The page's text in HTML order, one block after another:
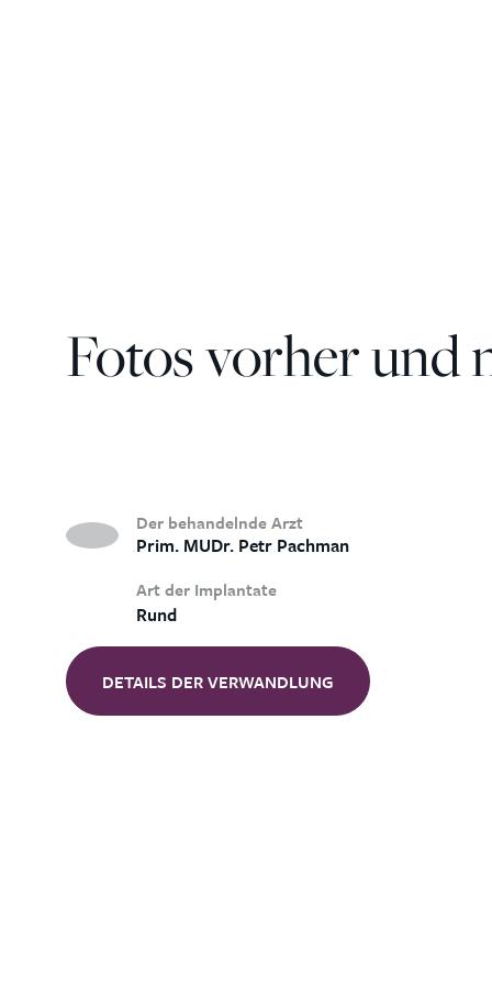
Fotos vorher und
Der behandelnde Arzt
Prim. MUDr. Petr Pachman
Art der Implantate
Rund
DETAILS DER VERWANDLUNG